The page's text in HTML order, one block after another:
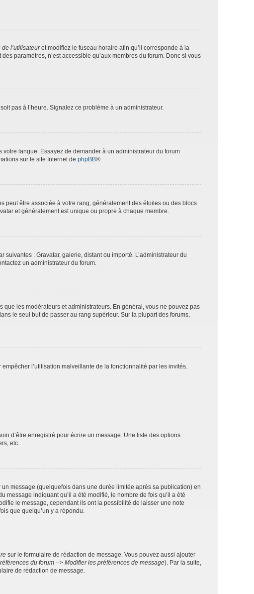
l’utilisateuret modifiez le fuseau horaire afin qu’il corresponde à la
paramètres, n’est accessible qu’aux membres du forum. Donc si vous
pas à l’heure. Signalez ce problème à un administrateur.
langue. Essayez de demander à un administrateur du forum
sur le site Internet de phpBB®.
peut être associée à votre rang, généralement des étoiles ou des blocs
et généralement est unique ou propre à chaque membre.
suivantes : Gravatar, galerie, distant ou importé. L’administrateur du
un administrateur du forum.
les modérateurs et administrateurs. En général, vous ne pouvez pas
le seul but de passer au rang supérieur. Sur la plupart des forums,
l’utilisation malveillante de la fonctionnalité par les invités.
d’être enregistré pour écrire un message. Une liste des options
etc.
message (quelquefois dans une durée limitée après sa publication) en
message indiquant qu’il a été modifié, le nombre de fois qu’il a été
le message, cependant ils ont la possibilité de laisser une note
que quelqu’un y a répondu.
sur le formulaire de rédaction de message. Vous pouvez aussi ajouter
du forum --> Modifier les préférences de message). Par la suite,
de rédaction de message.